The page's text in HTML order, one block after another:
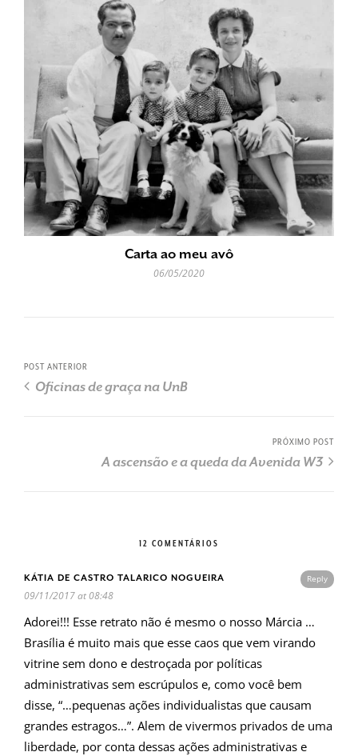
Carta ao meu avô
06/05/2020
POST ANTERIOR
Oficinas de graça na UnB
PRÓXIMO POST
A ascensão e a queda da Avenida W3
12 COMENTÁRIOS
Reply
KÁTIA DE CASTRO TALARICO NOGUEIRA
09/11/2017 at 08:48
Adorei!!! Esse retrato não é mesmo o nosso Márcia …
Brasília é muito mais que esse caos que vem virando
vitrine sem dono e destroçada por políticas
administrativas sem escrúpulos e, como você bem
disse, “…pequenas ações individualistas que causam
grandes estragos…”. Alem de vivermos privados de uma
liberdade, por conta dessas ações administrativas e